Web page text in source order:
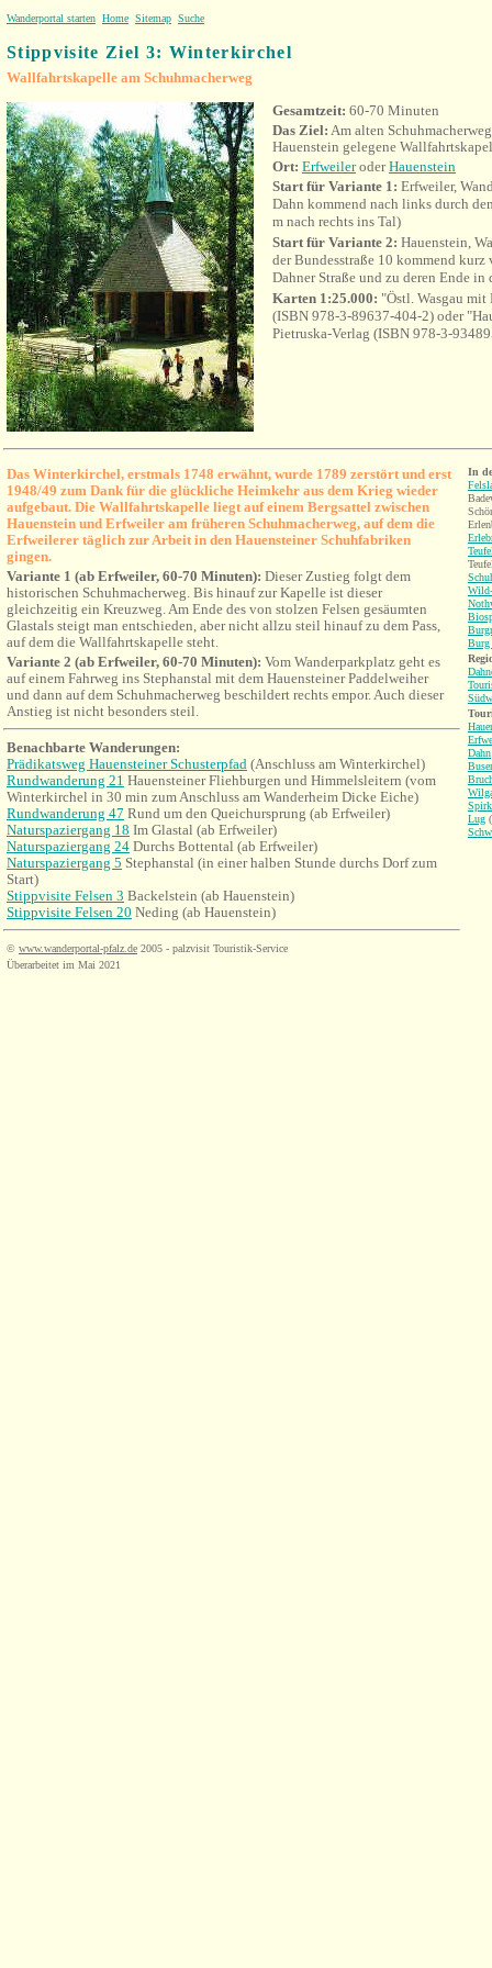
Wanderportal starten Home Sitemap Suche
Stippvisite Ziel 3: Winterkirchel
Wallfahrtskapelle am Schuhmacherweg
Gesamtzeit: 60-70 Minuten
Das Ziel: Am alten
Hauenstein gelegene
Ort: ErfweileroderHauenstein
Start für Variante 1: Erfweiler,
Dahn kommend nach links durch
m nach rechts ins Tal)
Start für Variante 2: Hauenstein,
der Bundesstraße 10 kommend
Dahner Straße und zu deren Ende in
Karten 1:25.000: "Östl. Wasgau mit
(ISBN 978-3-89637-404-2) oder
Pietruska-Verlag (ISBN 978-3-
Das Winterkirchel, erstmals 1748 erwähnt, wurde 1789 zerstört und erst
1948/49 zum Dank für die glückliche Heimkehr aus dem Krieg wieder
aufgebaut. Die Wallfahrtskapelle liegt auf einem Bergsattel zwischen
Hauenstein und Erfweiler am früheren Schuhmacherweg, auf dem die
Erfweilerer täglich zur Arbeit in den Hauensteiner Schuhfabriken
gingen.
Variante 1 (ab Erfweiler, 60-70 Minuten): Dieser Zustieg folgt dem
historischen Schuhmacherweg. Bis hinauf zur Kapelle ist dieser
gleichzeitig ein Kreuzweg.Am Ende des von stolzen Felsen gesäumten
Glastals steigt man entschieden, aber nicht allzu steil hinauf zu dem Pass,
auf dem die Wallfahrtskapelle steht.
Variante 2 (ab Erfweiler, 60-70 Minuten): Vom Wanderparkplatz geht es
auf einem Fahrweg ins Stephanstal mit dem Hauensteiner Paddelweiher
und dann auf dem Schuhmacherweg beschildert rechts empor. Auch dieser
Anstieg ist nicht besonders steil.
Benachbarte Wanderungen:
Prädikatsweg Hauensteiner Schusterpfad (Anschluss am Winterkirchel)
Rundwanderung 21 Hauensteiner Fliehburgen und Himmelsleitern (vom
Winterkirchel in 30 min zum Anschluss am Wanderheim Dicke Eiche)
Rundwanderung 47 Rund um den Queichursprung (ab Erfweiler)
Naturspaziergang 18 Im Glastal (ab Erfweiler)
Naturspaziergang 24 Durchs Bottental (ab Erfweiler)
Naturspaziergang 5 Stephanstal (in einer halben Stunde durchs Dorf zum
Start)
Stippvisite Felsen 3 Backelstein (ab Hauenstein)
Stippvisite Felsen 20 Neding (ab Hauenstein)
© www.wanderportal-pfalz.de 2005 - palzvisit Touristik-Service
Überarbeitet im Mai 2021
In
Burg
Dahn
Lug